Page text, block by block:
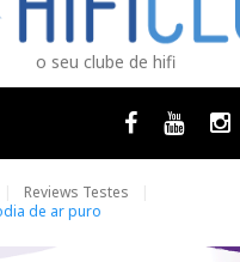
o seu clube de hifi
Facebook
Youtube
Reviews Testes
de ar puro